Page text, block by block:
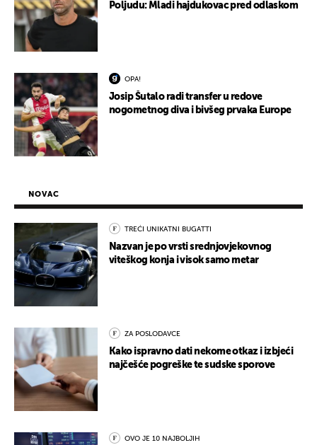
Poljudu: Mladi hajdukovac pred odlaskom
OPA!
Josip Šutalo radi transfer u redove
nogometnog diva i bivšeg prvaka Europe
NOVAC
TREĆI UNIKATNI BUGATTI
Nazvan je po vrsti srednjovjekovnog
viteškog konja i visok samo metar
ZA POSLODAVCE
Kako ispravno dati nekome otkaz i izbjeći
najčešće pogreške te sudske sporove
OVO JE 10 NAJBOLJIH